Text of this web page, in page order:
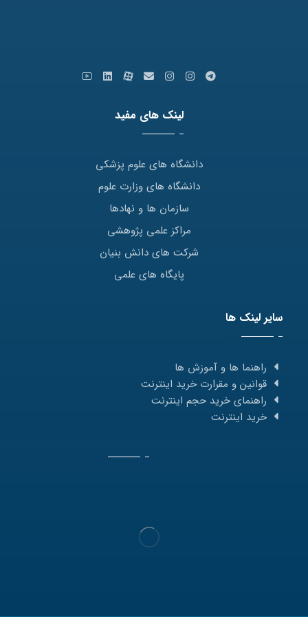
لینک های مفید
دانشگاه های علوم پزشکی
دانشگاه های وزارت علوم
سازمان ها و نهادها
مراکز علمی پژوهشی
شرکت های دانش بنیان
پایگاه های علمی
سایر لینک ها
راهنما ها و آموزش ها
قوانین و مقرارت خرید اینترنت
راهنمای خرید حجم اینترنت
خرید اینترنت